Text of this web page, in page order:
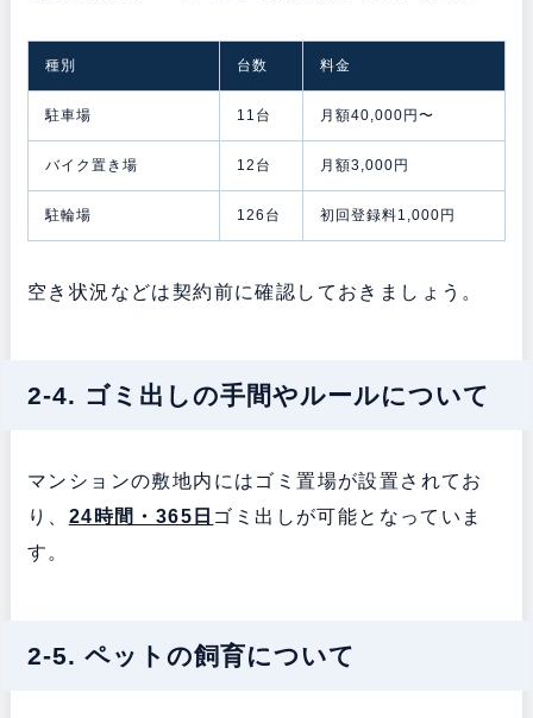
種別 台数 料金
駐車場 11台 月額40,000円〜
バイク置き場 12台 月額3,000円
駐輪場 126台 初回登録料1,000円
空き状況などは契約前に確認しておきましょう。
2-4. ゴミ出しの手間やルールについて
マンションの敷地内にはゴミ置場が設置されてお
り、 24時間・365日 ゴミ出しが可能となっていま
す。
2-5. ペットの飼育について